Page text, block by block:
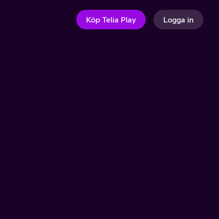
Köp Telia Play Logga in